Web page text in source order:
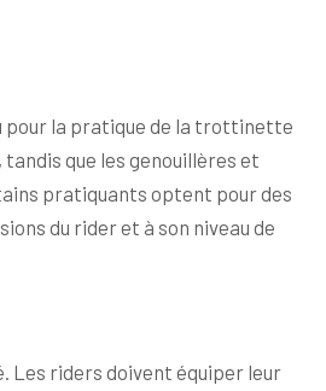
pour la pratique de la trottinette
que les genouillères et
pratiquants optent pour des
du rider et à son niveau de
Les riders doivent équiper leur